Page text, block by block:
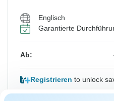
Englisch
Garantierte
Ab:
Registrieren to unlock
Preis basierend auf